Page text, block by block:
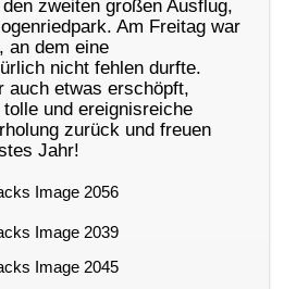
zweiten großen Ausflug,
Am Freitag war
an dem eine
nicht fehlen durfte.
auch etwas erschöpft,
und ereignisreiche
zurück und freuen
Jahr!